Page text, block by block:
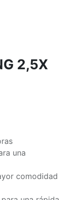
2,5X
una
comodidad